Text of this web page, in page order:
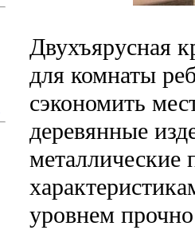
Двухъярусная
для комнаты
сэкономить
деревянные
уровнем